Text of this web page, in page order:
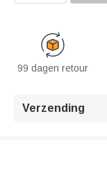
99 dagen retour
Verzending